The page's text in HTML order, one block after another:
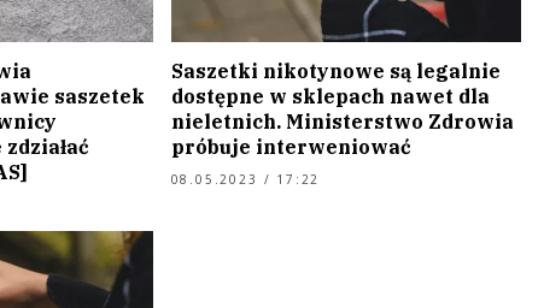
saszetek
Saszetki nikotynowe są legalnie
dostępne w sklepach nawet dla
nieletnich. Ministerstwo Zdrowia
próbuje interweniować
08.05.2023 / 17:22